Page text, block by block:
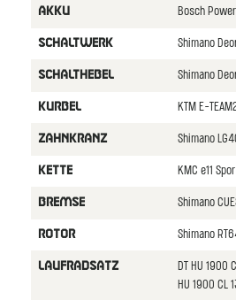
AKKU Bosch
SCHALTWERK Shimano
SCHALTHEBEL Shimano
KURBEL KTM E-
ZAHNKRANZ Shimano
KETTE KMC e11
BREMSE Shimano
ROTOR Shimano
LAUFRADSATZ
DT HU 1900
HU 1900 CL